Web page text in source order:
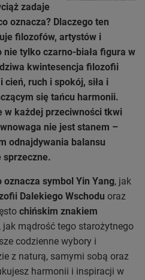
zadaje
oznacza? Dlaczego ten
filozofów, artystów i
nie tylko czarno-biała figura w
kwintesencja filozofii
cień, ruch i spokój, siła i
się tańcu harmonii.
w każdej przeciwności tkwi
nie jest stanem –
odnajdywania balansu
sprzeczne.
oznacza symbol Yin Yang, jak
Dalekiego Wschodu oraz
chińskim znakiem
jak mądrość tego starożytnego
codzienne wybory i
z naturą, samymi sobą oraz
harmonii i inspiracji w